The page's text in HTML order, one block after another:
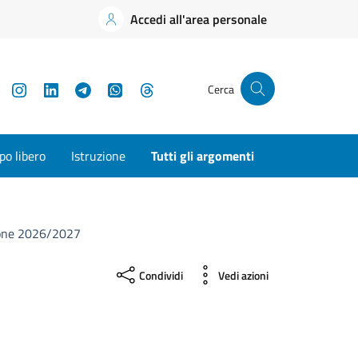
Accedi all'area personale
YouTubeInstagramLinkedInTelegramWhatsApp Cerca
libero Istruzione Tutti gli argomenti
2026/2027
Condividi Vedi azioni